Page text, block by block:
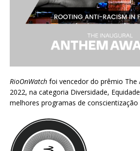
RioOnWatch foi vencedor do prêmio The
2022, na categoria Diversidade,
melhores programas de conscientização